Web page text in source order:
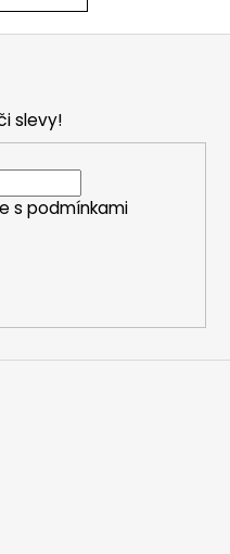
slevy!
s podmínkami